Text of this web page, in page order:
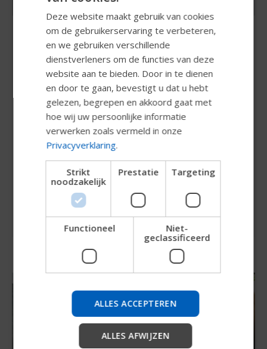
Lokale opleidingen
Wij stemmen de opleiding af op uw behoeften.
Klinische en technische opleiding. Binnenkort
zullen wij hier de soorten lokale opleidingen
presenteren die wij aanbieden en op maat maken.
Vul het onderstaande formulier in of neem contact
op met uw lokale Permobil contactpersoon om uw
gepersonaliseerde training met ons te plannen!
Contactformulier opleidingen
Probeer onze nieuwe
Permobil-gids
We testen een snellere manier om producten te
verkennen, bedrijfsinformatie te verkrijgen en
apparaatondersteuning te vinden.
Starten
SWEDISH
DUTCH
GERMAN
DANISH
NORWEGIAN
CHINESE (SIMPLIFIED)
SPANISH
Deze website maakt gebruik van cookies
om de gebruikerservaring te verbeteren,
en we gebruiken verschillende
dienstverleners om de functies van deze
website aan te bieden. Door in te dienen
en door te gaan, bevestigt u dat u hebt
gelezen, begrepen en akkoord gaat met
hoe wij uw persoonlijke informatie
verwerken zoals vermeld in onze
Privacyverklaring.
Strikt
noodzakelijk
Prestatie Targeting
Functioneel
Niet-
geclassificeerd
ALLES ACCEPTEREN
ALLES AFWIJZEN